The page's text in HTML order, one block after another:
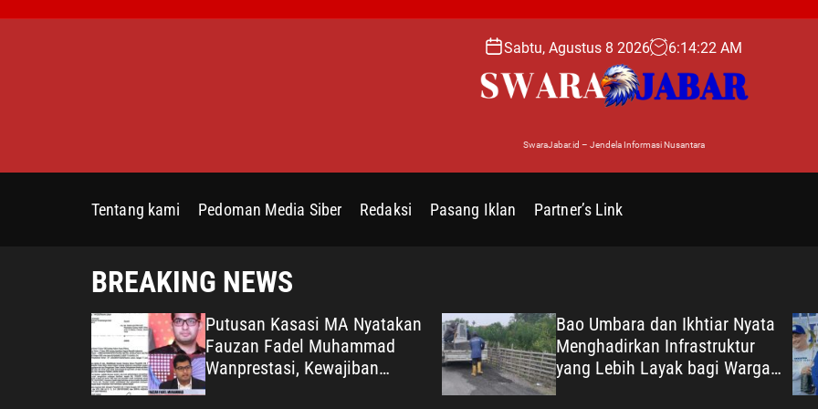
o
Sabtu, Agustus 8 2026 6:14:23 AM
SwaraJabar.id – Jendela Informasi Nusantara
Tentang kami Pedoman Media Siber Redaksi Pasang Iklan Partner’s Link
BREAKING NEWS
Putusan Kasasi MA Nyatakan
Fauzan Fadel Muhammad
Wanprestasi, Kewajiban
Rp2,085 Miliar Disorot
Bao Umbara dan Ikhtiar Nyata
Menghadirkan Infrastruktur
yang Lebih Layak bagi Warga
Karangsari